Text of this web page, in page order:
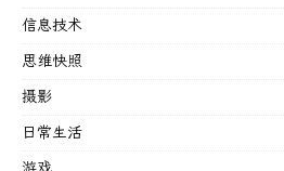
信息技术
思维快照
摄影
日常生活